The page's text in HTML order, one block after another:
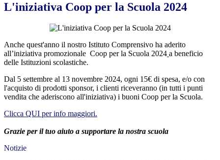
L'iniziativa Coop per la Scuola 2024
Anche quest'anno il nostro Istituto Comprensivo ha aderito
all’iniziativa promozionale Coop per la Scuola 2024 a beneficio
delle Istituzioni scolastiche.
Dal 5 settembre al 13 novembre 2024, ogni 15€ di spesa, e/o con
l'acquisto di prodotti sponsor, i clienti riceveranno (in tutti i punti
vendita che aderiscono all'iniziativa) i buoni Coop per la Scuola.
Clicca QUI per info maggiori.
Grazie per il tuo aiuto a supportare la nostra scuola
Notizie